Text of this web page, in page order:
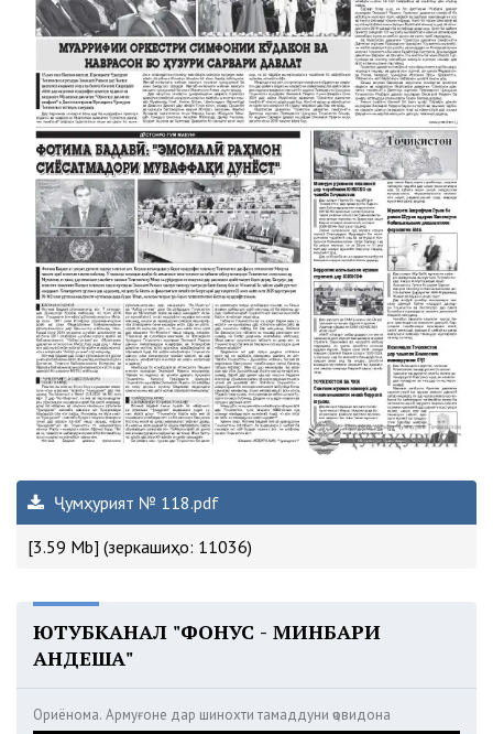
Ҷумҳурият № 118.pdf
[3.59 Mb] (зеркашиҳо: 11036)
ЮТУБКАНАЛ "ФОНУС - МИНБАРИ
АНДЕША"
Ориёнома. Армуғоне дар шинохти тамаддуни ҷовидона